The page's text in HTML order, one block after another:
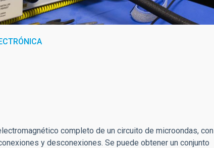
completo de un circuito de microondas, con
y desconexiones. Se puede obtener un conjunto